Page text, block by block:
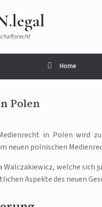
Home
Polen
in Polen wird
neuen polnischen
Walczakiewicz, welche
Aspekte des neuen